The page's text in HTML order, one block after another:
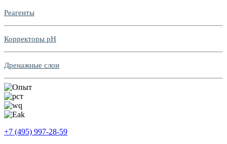
Реагенты
Корректоры pH
Дренажные слои
+7 (495) 997-28-59